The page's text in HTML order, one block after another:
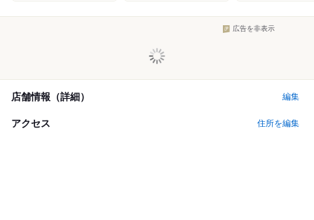
広告を非表示
店舗情報（詳細） 編集
アクセス 住所を編集